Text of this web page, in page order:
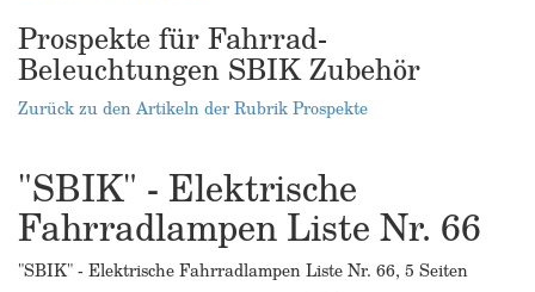
Prospekte für Fahrrad-
Beleuchtungen SBIK Zubehör
Zurück zu den Artikeln der Rubrik Prospekte
"SBIK" - Elektrische
Fahrradlampen Liste Nr. 66
"SBIK" - Elektrische Fahrradlampen Liste Nr. 66, 5 Seiten